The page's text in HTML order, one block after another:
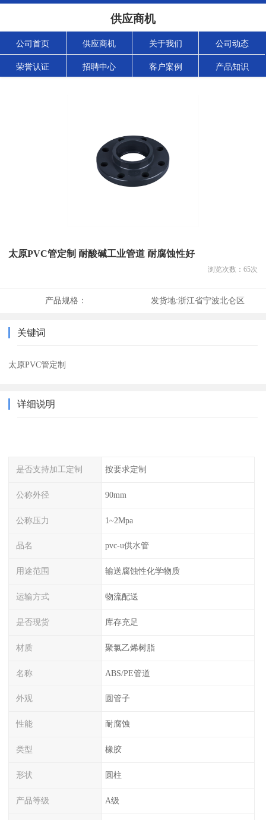
供应商机
公司首页 供应商机 关于我们 公司动态
荣誉认证 招聘中心 客户案例 产品知识
太原PVC管定制 耐酸碱工业管道 耐腐蚀性好
浏览次数： 65次
产品规格： 发货地:浙江省宁波北仑区
关键词
太原PVC管定制
详细说明
是否支持加工定制 按要求定制
公称外径 90mm
公称压力 1~2Mpa
品名 pvc-u供水管
用途范围 输送腐蚀性化学物质
运输方式 物流配送
是否现货 库存充足
材质 聚氯乙烯树脂
名称 ABS/PE管道
外观 圆管子
性能 耐腐蚀
类型 橡胶
形状 圆柱
产品等级 A级